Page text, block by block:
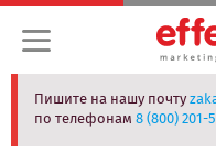
Пишите на нашу почту
по телефонам8 (800) 201-